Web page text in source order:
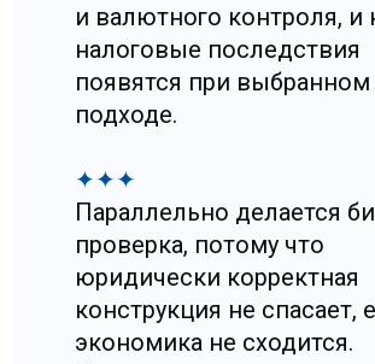
Кейc: как «логистическая
компания» превратилась
в рабочую модель входа
К нам пришел клиент с понятной
идеей: создать в Китае
транспортную логистическую
компанию, поставить грузовики
на китайскую компанию
и организовать перевозки
из Китая в РФ.